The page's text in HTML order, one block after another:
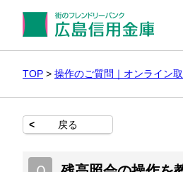
TOP > 操作のご質問｜オンライン取
< 戻る